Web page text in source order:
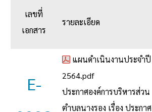
เลขที่
เอกสาร
รายละเอียด
E-
แผนดำเนินงานประจำปี
2564.pdf
ประกาศองค์การบริหารส่วน
ตำบลนางรอง เรื่อง ประกาศ